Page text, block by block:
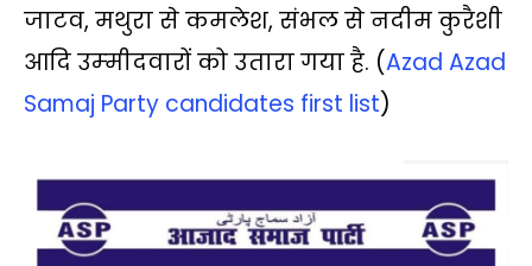
जाटव, मथुरा से कमलेश, संभल से नदीम कुरैशी
आदि उम्‍मीदवारों को उतारा गया है. (Azad Azad
Samaj Party candidates first list)